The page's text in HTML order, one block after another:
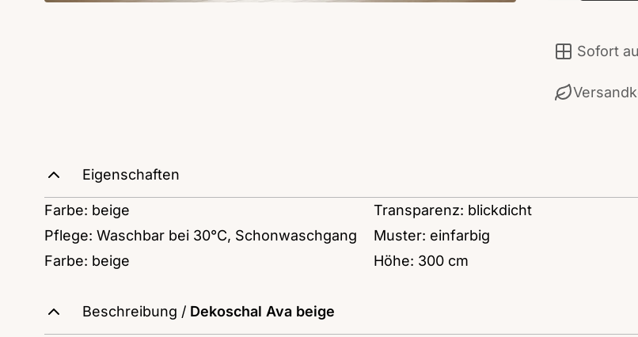
Sofort
Eigenschaften
Farbe: beige Transparenz: blickdicht
Pflege: Waschbar bei 30°C, Schonwaschgang
Muster: einfarbig
Farbe: beige
Höhe: 300 cm
Beschreibung / Dekoschal Ava beige